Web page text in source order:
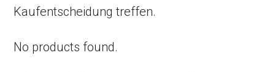
Kaufentscheidung treffen.
No products found.